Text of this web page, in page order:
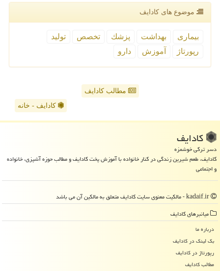
موضوع های كادایف
بیماری بهداشت پزشك تخصص
تولید
رپورتاژ
آموزش دارو
مطالب کادایف
کادایف - خانه
كادایف
دسر ترکی خوشمزه
کادایف، طعم شیرین زندگی در کنار خانواده با آموزش پخت کادایف و مطالب حوزه آشپزی، خانواده
و اجتماعی
میانبرهای كادایف
درباره ما
بک لینک در كادایف
رپورتاژ در كادایف
مطالب كادایف